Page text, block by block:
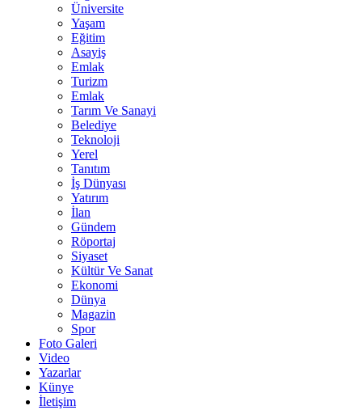
Üniversite
Yaşam
Eğitim
Asayiş
Emlak
Turizm
Emlak
Tarım Ve Sanayi
Belediye
Teknoloji
Yerel
Tanıtım
İş Dünyası
Yatırım
İlan
Gündem
Röportaj
Siyaset
Kültür Ve Sanat
Ekonomi
Dünya
Magazin
Spor
Foto Galeri
Video
Yazarlar
Künye
İletişim